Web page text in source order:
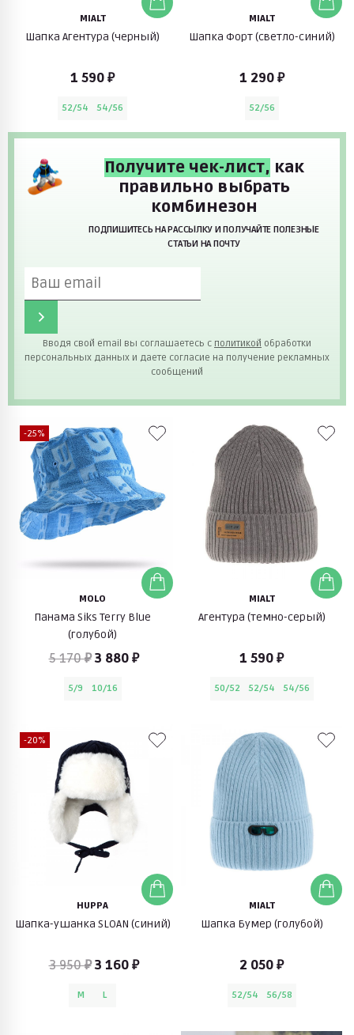
MIALT
Шапка Агентура (черный)
1 590 ₽
52/54 54/56
MIALT
Шапка Форт (светло-синий)
1 290 ₽
52/56
Получите чек-лист, как
правильно выбрать
комбинезон
ПОДПИШИТЕСЬ НА РАССЫЛКУ И ПОЛУЧАЙТЕ ПОЛЕЗНЫЕ
СТАТЬИ НА ПОЧТУ
Вводя свой email вы соглашаетесь с политикой обработки
персональных данных и даете согласие на получение рекламных
сообщений
-25%
MOLO
Панама Siks Terry Blue
(голубой)
5 170 ₽3 880 ₽
5/9 10/16
MIALT
Агентура (темно-серый)
1 590 ₽
50/52 52/54 54/56
-20%
HUPPA
Шапка-ушанка SLOAN (синий)
3 950 ₽3 160 ₽
M L
MIALT
Шапка Бумер (голубой)
2 050 ₽
52/54 56/58